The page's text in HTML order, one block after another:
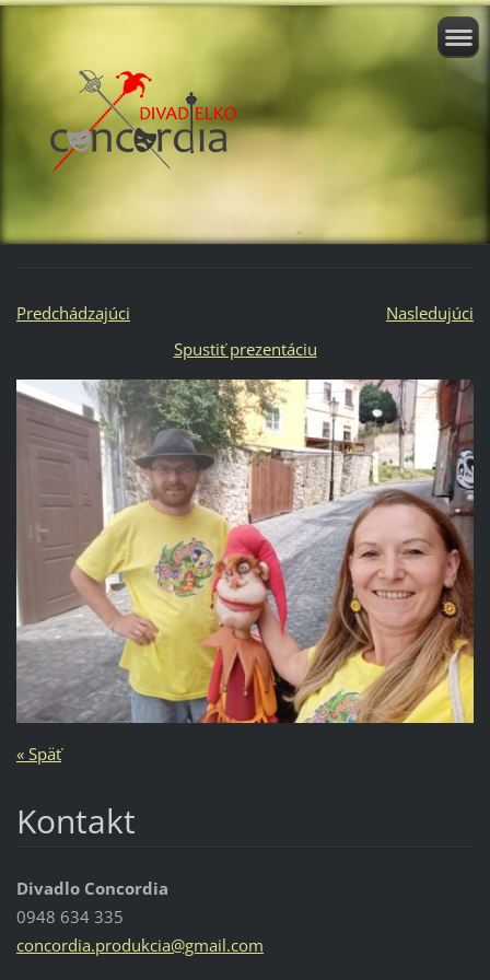
Predchádzajúci
Nasledujúci
Spustiť prezentáciu
« Späť
Kontakt
Divadlo Concordia
0948 634 335
concordia.produkcia@gmail.com